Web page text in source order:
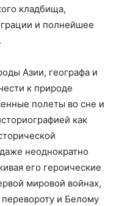
кладбища,
и полнейшее
Азии, географа и
к природе
полеты во сне и
как
неоднократно
его героические
мировой войнах,
и Белому